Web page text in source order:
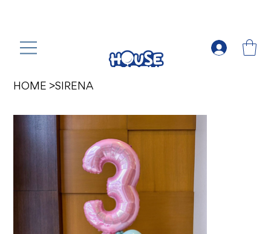
HOME >SIRENA